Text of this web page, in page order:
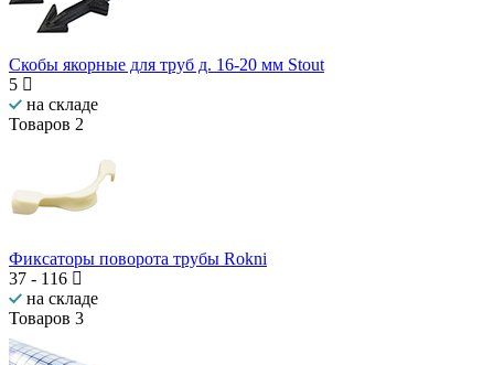
Скобы якорные для труб д. 16-20 мм Stout
5
на складе
Товаров 2
Фиксаторы поворота трубы Rokni
37 - 116
на складе
Товаров 3